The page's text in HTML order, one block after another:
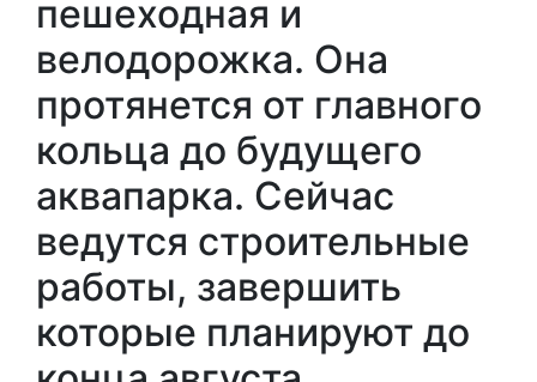
пешеходная и
велодорожка. Она
протянется от главного
кольца до будущего
аквапарка. Сейчас
ведутся строительные
работы, завершить
которые планируют до